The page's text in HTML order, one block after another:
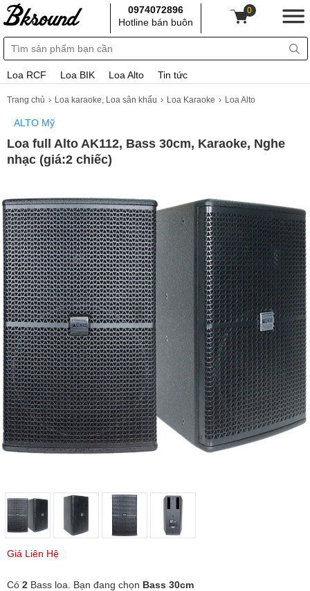
0974072896
Hotline bán buôn
0
Loa RCF Loa BIK Loa Alto Tin tức
Trang chủ Loa karaoke, Loa sân khấu Loa Karaoke Loa Alto
ALTO Mỹ
Loa full Alto AK112, Bass 30cm, Karaoke, Nghe
nhạc (giá:2 chiếc)
Giá Liên Hệ
Có 2 Bass loa. Bạn đang chọn Bass 30cm